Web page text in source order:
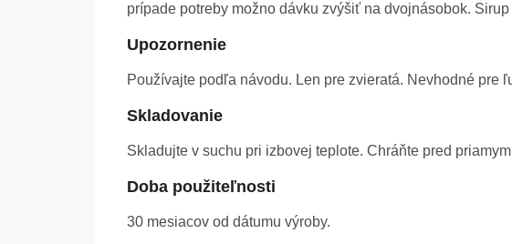
prípade potreby možno dávku zvýšiť na dvojnásobok.
Upozornenie
Používajte podľa návodu. Len pre zvieratá. Nevhodné pre
Skladovanie
Skladujte v suchu pri izbovej teplote. Chráňte pred
Doba použiteľnosti
30 mesiacov od dátumu výroby.